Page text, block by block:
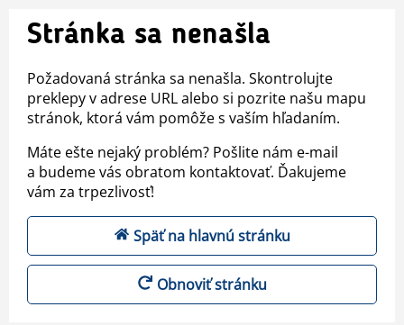
Stránka sa nenašla
Požadovaná stránka sa nenašla. Skontrolujte
preklepy v adrese URL alebo si pozrite našu mapu
stránok, ktorá vám pomôže s vaším hľadaním.
Máte ešte nejaký problém? Pošlite nám e-mail
a budeme vás obratom kontaktovať. Ďakujeme
vám za trpezlivosť!
Späť na hlavnú stránku
Obnoviť stránku